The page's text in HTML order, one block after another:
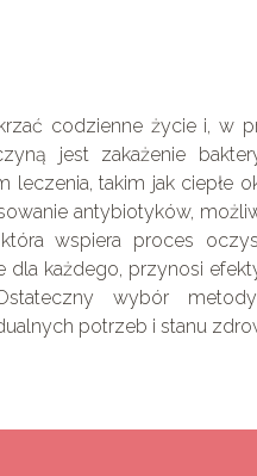
codzienne życie i, w
jest zakażenie
takim jak ciepłe
antybiotyków,
wspiera proces
dla każdego, przynosi
wybór
potrzeb i stanu